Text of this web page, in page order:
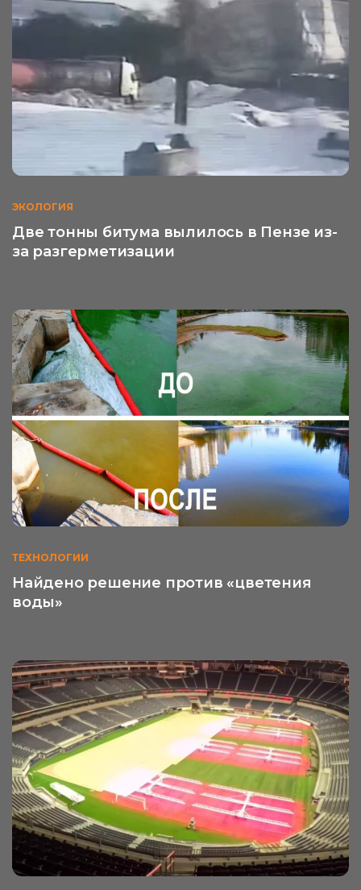
ЭКОЛОГИЯ
Две тонны битума вылилось в Пензе из-
за разгерметизации
ТЕХНОЛОГИИ
Найдено решение против «цветения
воды»